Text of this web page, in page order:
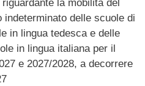
la mobilità del
indeterminato delle scuole di
in lingua tedesca e delle
in lingua italiana per il
e 2027/2028, a decorrere